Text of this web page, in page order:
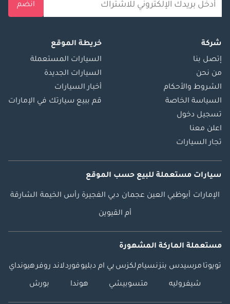
انضم
شركة
إتصل بنا
من نحن
الشروط والأحكام
السياسة الخاصة
تسجيل دخول
اعلن معنا
تجار السيارات
خريطة الموقع
السيارات المستعملة
السيارات الجديدة
أخبار السيارات
قم ببيع سيارتك في الإمارات
سيارات مستعملة للبيع حسب الموقع
الإمارات أبوظبي العين عجمان دبي الفجيرة رأس الخيمة الشارقة
أم القيوين
مستعملة الماركة المشهورة
تويوتا مرسيدس بنزنسياملكزس بي ام دبليوفوردلاند روفرهيونداي
شيفروليه متسوبيشي هوندا بورش